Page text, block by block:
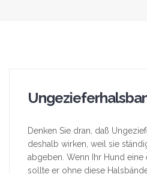
Denken Sie dran, daß
deshalb wirken, weil sie
abgeben. Wenn Ihr Hund eine
sollte er ohne diese